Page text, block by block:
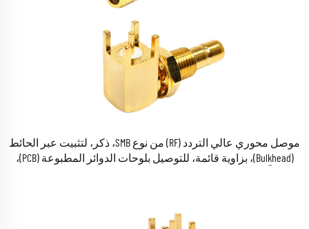
موصل محوري عالي التردد (RF) من نوع SMB، ذكر، لتثبيت عبر الحائط
(Bulkhead)، بزاوية قائمة، للتوصيل بلوحات الدوائر المطبوعة (PCB)،